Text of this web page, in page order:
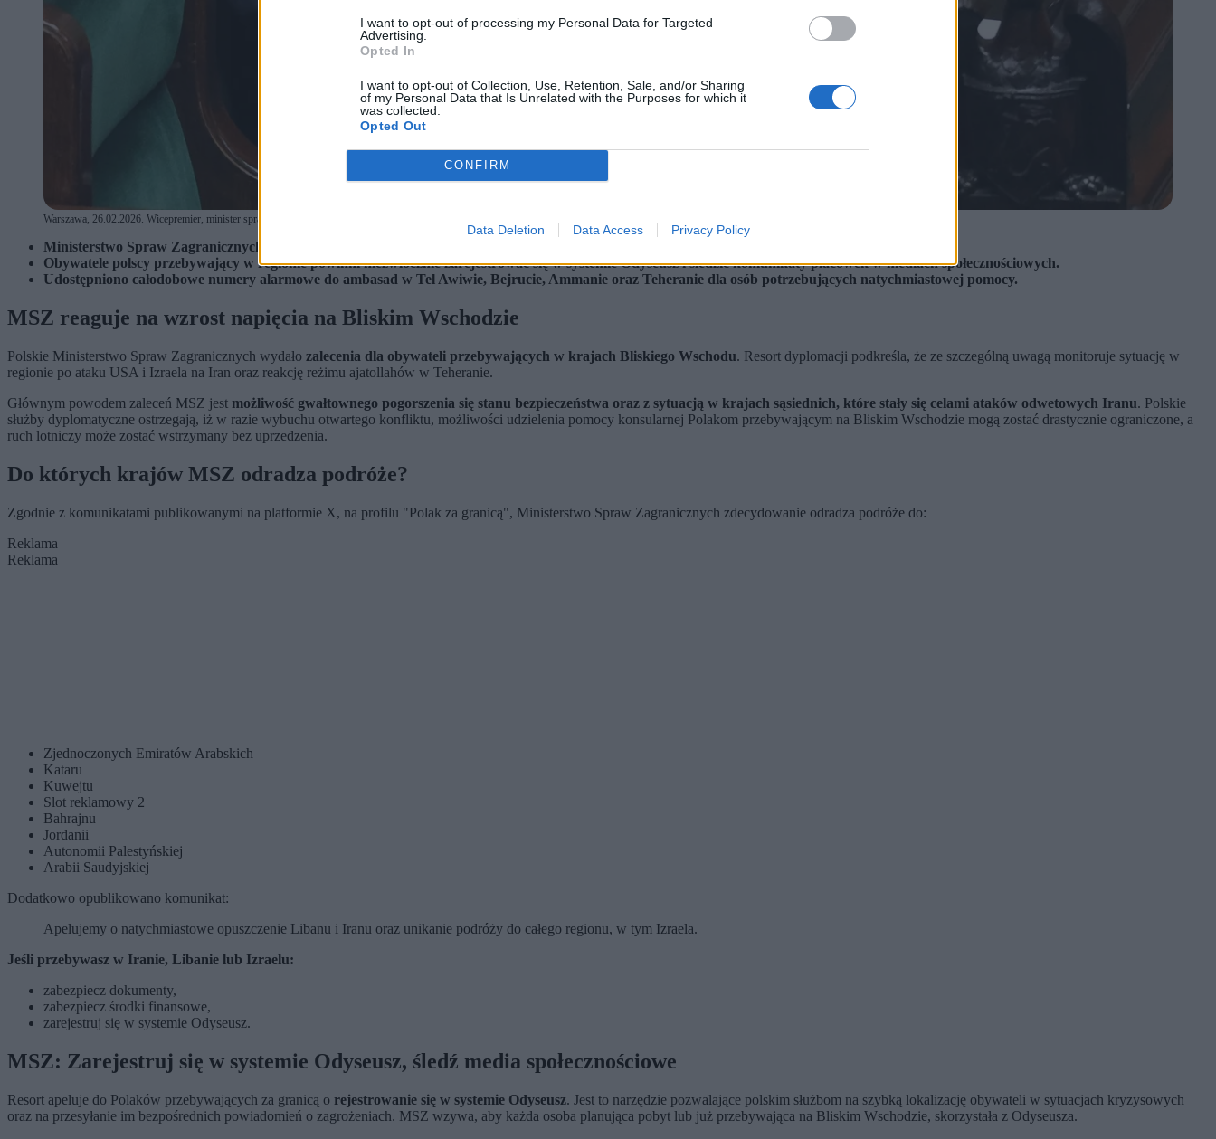
I want to opt-out of processing my Personal Data for Targeted
Advertising.
Opted In
I want to opt-out of Collection, Use, Retention, Sale, and/or Sharing
of my Personal Data that Is Unrelated with the Purposes for which it
was collected.
Opted Out
CONFIRM
Data Deletion Data Access Privacy Policy
Warszawa, 26.02.2026. Wicepremier, minister spraw zagranicznych Radosław Sikorski na sali obrad Sejmu. (fot. Albert Zawada / PAP)
Ministerstwo Spraw Zagranicznych wydało ostrzeżenia ws. sytuacji w krajach Bliskiego Wschodu.
Obywatele polscy przebywający w regionie powinni niezwłocznie zarejestrować się w systemie Odyseusz i śledzić komunikaty placówek w mediach społecznościowych.
Udostępniono całodobowe numery alarmowe do ambasad w Tel Awiwie, Bejrucie, Ammanie oraz Teheranie dla osób potrzebujących natychmiastowej pomocy.
MSZ reaguje na wzrost napięcia na Bliskim Wschodzie
Polskie Ministerstwo Spraw Zagranicznych wydało zalecenia dla obywateli przebywających w krajach Bliskiego Wschodu. Resort dyplomacji podkreśla, że ze szczególną uwagą monitoruje sytuację w
regionie po ataku USA i Izraela na Iran oraz reakcję reżimu ajatollahów w Teheranie.
Głównym powodem zaleceń MSZ jest możliwość gwałtownego pogorszenia się stanu bezpieczeństwa oraz z sytuacją w krajach sąsiednich, które stały się celami ataków odwetowych Iranu. Polskie
służby dyplomatyczne ostrzegają, iż w razie wybuchu otwartego konfliktu, możliwości udzielenia pomocy konsularnej Polakom przebywającym na Bliskim Wschodzie mogą zostać drastycznie ograniczone, a
ruch lotniczy może zostać wstrzymany bez uprzedzenia.
Do których krajów MSZ odradza podróże?
Zgodnie z komunikatami publikowanymi na platformie X, na profilu "Polak za granicą", Ministerstwo Spraw Zagranicznych zdecydowanie odradza podróże do:
Reklama
Reklama
Zjednoczonych Emiratów Arabskich
Kataru
Kuwejtu
Slot reklamowy 2
Bahrajnu
Jordanii
Autonomii Palestyńskiej
Arabii Saudyjskiej
Dodatkowo opublikowano komunikat:
Apelujemy o natychmiastowe opuszczenie Libanu i Iranu oraz unikanie podróży do całego regionu, w tym Izraela.
Jeśli przebywasz w Iranie, Libanie lub Izraelu:
zabezpiecz dokumenty,
zabezpiecz środki finansowe,
zarejestruj się w systemie Odyseusz.
MSZ: Zarejestruj się w systemie Odyseusz, śledź media społecznościowe
Resort apeluje do Polaków przebywających za granicą o rejestrowanie się w systemie Odyseusz. Jest to narzędzie pozwalające polskim służbom na szybką lokalizację obywateli w sytuacjach kryzysowych
oraz na przesyłanie im bezpośrednich powiadomień o zagrożeniach. MSZ wzywa, aby każda osoba planująca pobyt lub już przebywająca na Bliskim Wschodzie, skorzystała z Odyseusza.